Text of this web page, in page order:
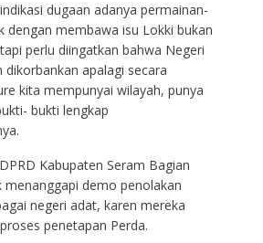
dugaan adanya permainan-
dengan membawa isu Lokki bukan
perlu diingatkan bahwa Negeri
dikorbankan apalagi secara
kita mempunyai wilayah, punya
bukti lengkap
Kabupaten Seram Bagian
menanggapi demo penolakan
negeri adat, karen mereka
penetapan Perda.